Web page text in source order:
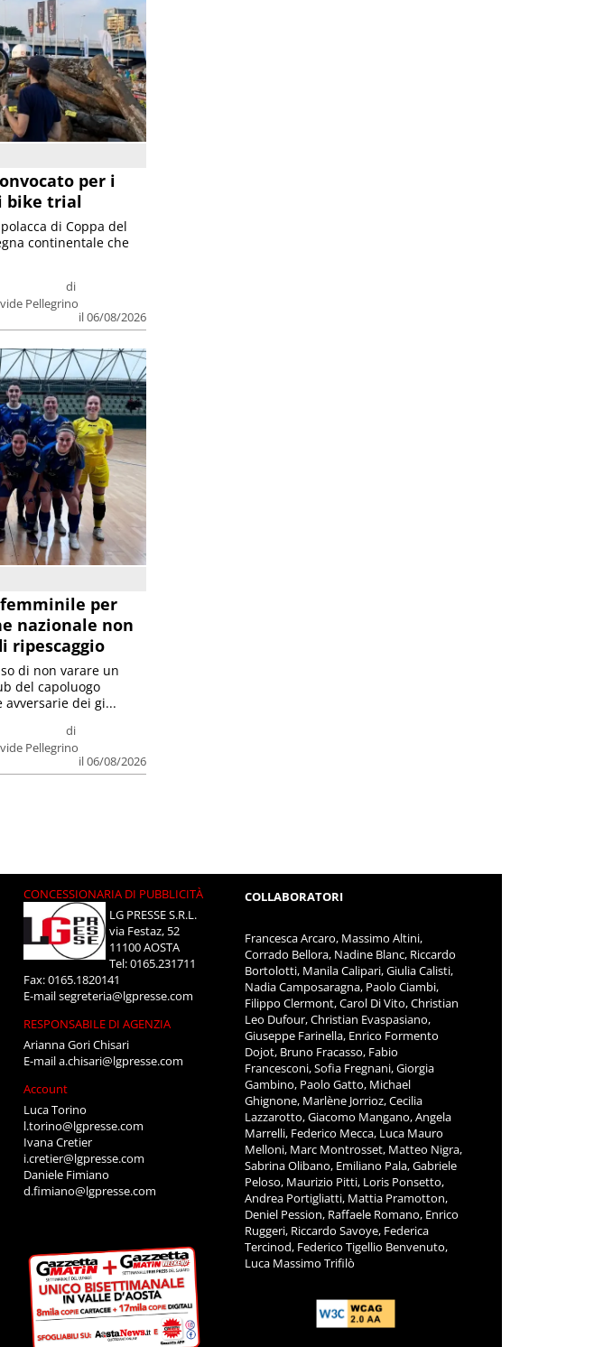
per i
bike trial
di
Pellegrino
il 06/08/2026
di Coppa del
continentale che
per
nazionale non
ripescaggio
di
Pellegrino
il 06/08/2026
di non varare un
del capoluogo
dei gi...
CONCESSIONARIA DI PUBBLICITÀ
LG PRESSE S.R.L.
via Festaz, 52
11100 AOSTA
Tel: 0165.231711
Fax: 0165.1820141
E-mailsegreteria@lgpresse.com
RESPONSABILE DI AGENZIA
Arianna Gori Chisari
E-maila.chisari@lgpresse.com
Account
Luca Torino
l.torino@lgpresse.com
Ivana Cretier
i.cretier@lgpresse.com
Daniele Fimiano
d.fimiano@lgpresse.com
COLLABORATORI
Francesca Arcaro, Massimo Altini,
Corrado Bellora, Nadine Blanc, Riccardo
Bortolotti, Manila Calipari, Giulia Calisti,
Nadia Camposaragna, Paolo Ciambi,
Filippo Clermont, Carol Di Vito, Christian
Leo Dufour, Christian Evaspasiano,
Giuseppe Farinella, Enrico Formento
Dojot, Bruno Fracasso, Fabio
Francesconi, Sofia Fregnani, Giorgia
Gambino, Paolo Gatto, Michael
Ghignone, Marlène Jorrioz, Cecilia
Lazzarotto, Giacomo Mangano, Angela
Marrelli, Federico Mecca, Luca Mauro
Melloni, Marc Montrosset, Matteo Nigra,
Sabrina Olibano, Emiliano Pala, Gabriele
Peloso, Maurizio Pitti, Loris Ponsetto,
Andrea Portigliatti, Mattia Pramotton,
Deniel Pession, Raffaele Romano, Enrico
Ruggeri, Riccardo Savoye, Federica
Tercinod, Federico Tigellio Benvenuto,
Luca Massimo Trifilò